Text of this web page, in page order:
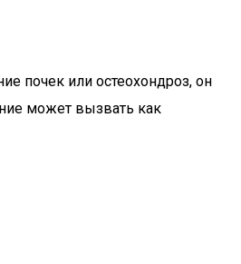
почек или остеохондроз, он
может вызвать как